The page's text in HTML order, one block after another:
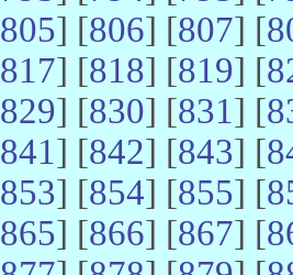
805] [806] [807] [
817] [818] [819] [
829] [830] [831] [
841] [842] [843] [
853] [854] [855] [
865] [866] [867] [